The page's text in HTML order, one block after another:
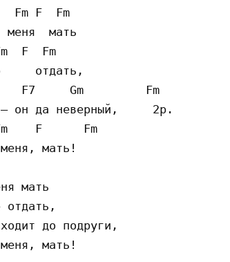
Fm F  Fm
мать
F  Fm
отдать,
F7     Gm         Fm
— он да неверный,     2p.
F      Fm
мать!
мать
отдать,
до подруги,
мать!